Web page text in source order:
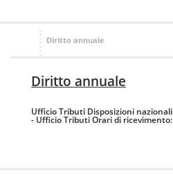
Diritto annuale
Diritto annuale
Ufficio Tributi Disposizioni
- Ufficio Tributi Orari di ricevimento: